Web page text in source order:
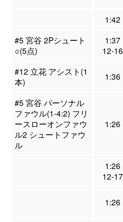
1:42
#5 宮谷 2Pシュート
○(5点)
1:37
12-16
#12 立花 アシスト(1
本)
1:36
#5 宮谷 パーソナル
ファウル(1-4:2) フリ
ースローオンファウ
ル2 シュートファウ
ル
1:26
1:26
12-17
1:26